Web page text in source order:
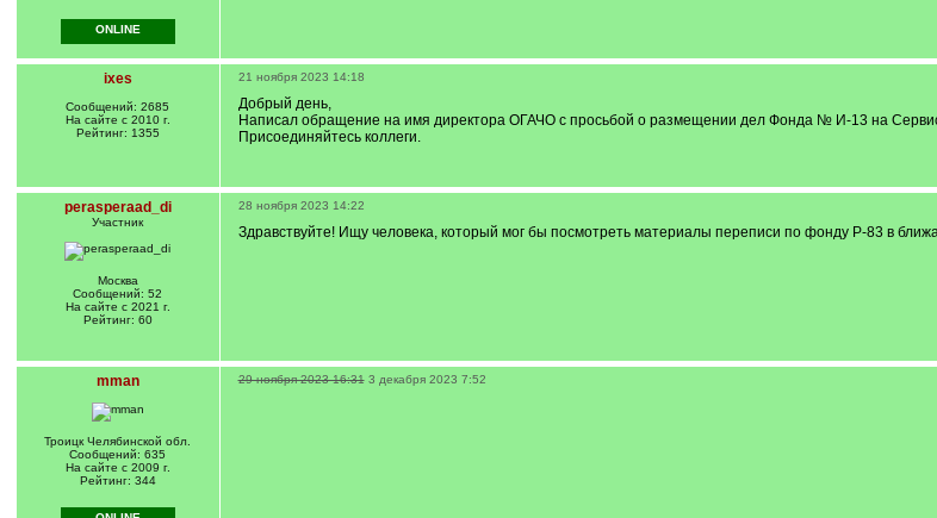
ONLINE
ixes
Сообщений: 2685
На сайте с 2010 г.
Рейтинг: 1355
21 ноября 2023 14:18
Добрый день,
Написал обращение на имя директора ОГАЧО с просьбой о размещении дел Фонда № И-13 на
Присоединяйтесь коллеги.
perasperaad_di
Участник
Москва
Сообщений: 52
На сайте с 2021 г.
Рейтинг: 60
28 ноября 2023 14:22
Здравствуйте! Ищу человека, который мог бы посмотреть материалы переписи по фонду Р-83 в
mman
Троицк Челябинской обл.
Сообщений: 635
На сайте с 2009 г.
Рейтинг: 344
29 ноября 2023 16:31 3 декабря 2023 7:52